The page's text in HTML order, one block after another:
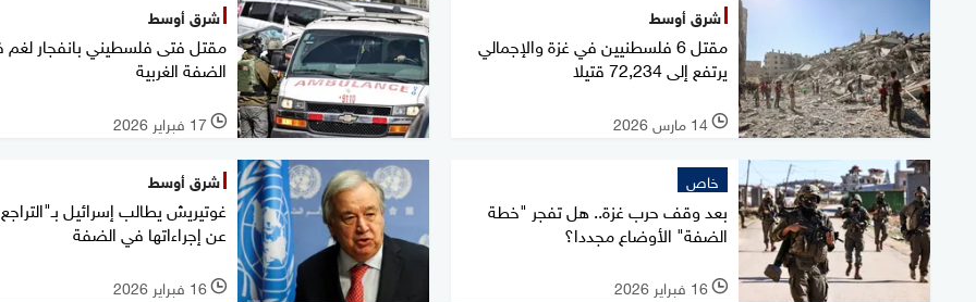
شرق أوسط
مقتل 6 فلسطنيين في غزة والإجمالي
يرتفع إلى 72,234 قتيلا
l 14 مارس 2026
شرق أوسط
مقتل فتى فلسطيني بانفجار
الضفة الغربية
l 17 فبراير 2026
خاص
بعد وقف حرب غزة.. هل تفجر "خطة
الضفة" الأوضاع مجددا؟
l 16 فبراير 2026
شرق أوسط
غوتيريش يطالب إسرائيل
عن إجراءاتها في الضفة
l 16 فبراير 2026